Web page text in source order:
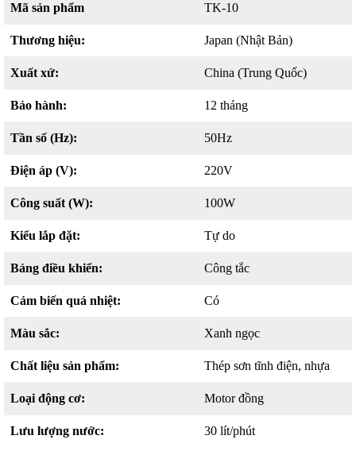
Mã sản phẩm TK-10
Thương hiệu: Japan (Nhật Bản)
Xuất xứ: China (Trung Quốc)
Bảo hành: 12 tháng
Tần số (Hz): 50Hz
Điện áp (V): 220V
Công suất (W): 100W
Kiểu lắp đặt: Tự do
Bảng điều khiển: Công tắc
Cảm biến quá nhiệt: Có
Màu sắc: Xanh ngọc
Chất liệu sản phẩm: Thép sơn tĩnh điện, nhựa
Loại động cơ: Motor đồng
Lưu lượng nước: 30 lít/phút